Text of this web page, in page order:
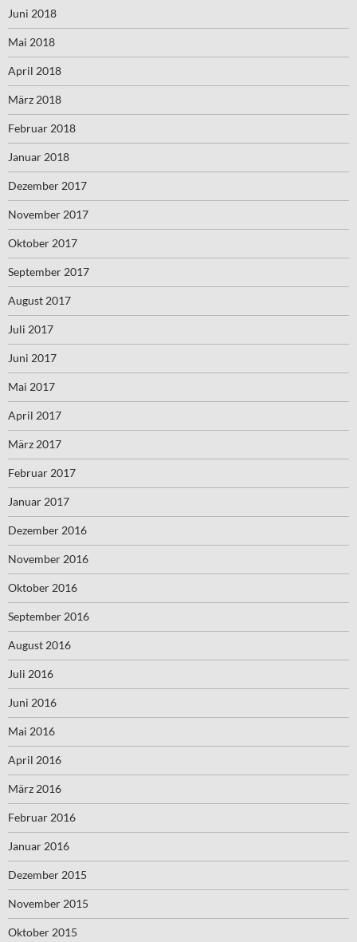
Juni 2018
Mai 2018
April 2018
März 2018
Februar 2018
Januar 2018
Dezember 2017
November 2017
Oktober 2017
September 2017
August 2017
Juli 2017
Juni 2017
Mai 2017
April 2017
März 2017
Februar 2017
Januar 2017
Dezember 2016
November 2016
Oktober 2016
September 2016
August 2016
Juli 2016
Juni 2016
Mai 2016
April 2016
März 2016
Februar 2016
Januar 2016
Dezember 2015
November 2015
Oktober 2015